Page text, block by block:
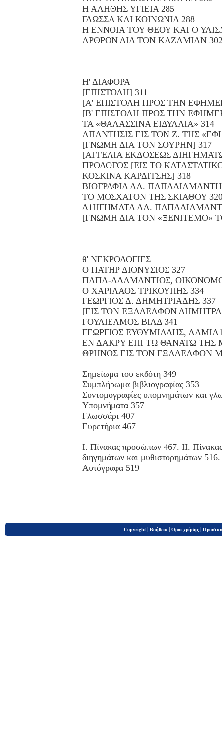
Η ΑΛΗΘΗΣ ΥΓΙΕΙΑ 285
ΓΛΩΣΣΑ ΚΑΙ ΚΟΙΝΩΝΙΑ 288
Η ΕΝΝΟΙΑ ΤΟΥ ΘΕΟΥ ΚΑΙ Ο
ΑΡΘΡΟΝ ΔΙΑ ΤΟΝ ΚΑΖΑΜΙΑΝ 302
Η' ΔΙΑΦΟΡΑ
[ΕΠΙΣΤΟΛΗ] 311
[Α' ΕΠΙΣΤΟΛΗ ΠΡΟΣ ΤΗΝ
[Β' ΕΠΙΣΤΟΛΗ ΠΡΟΣ ΤΗΝ
ΤΑ «ΘΑΛΑΣΣΙΝΑ ΕΙΔΥΛΛΙΑ» 314
ΑΠΑΝΤΗΣΙΣ ΕΙΣ ΤΟΝ Ζ. ΤΗΣ
[ΓΝΩΜΗ ΔΙΑ ΤΟΝ ΣΟΥΡΗΝ] 317
[ΑΓΓΕΛΙΑ ΕΚΔΟΣΕΩΣ
ΠΡΟΛΟΓΟΣ [ΕΙΣ ΤΟ
ΚΟΣΚΙΝΑ ΚΑΡΔΙΤΣΗΣ] 318
ΒΙΟΓΡΑΦΙΑ ΑΛ. ΠΑΠΑΔΙΑΜΑΝΤΗ
ΤΟ ΜΟΣΧΑΤΟΝ ΤΗΣ ΣΚΙΑΘΟΥ 320
Δ1ΗΓΗΜΑΤΑ ΑΛ.
[ΓΝΩΜΗ ΔΙΑ ΤΟΝ «ΞΕΝΙΤΕΜΟ»
θ' ΝΕΚΡΟΛΟΓΙΕΣ
Ο ΠΑΤΗΡ ΔΙΟΝΥΣΙΟΣ 327
ΠΑΠΑ-ΑΔΑΜΑΝΤΙΟΣ,
Ο ΧΑΡΙΛΑΟΣ ΤΡΙΚΟΥΠΗΣ 334
ΓΕΩΡΓΙΟΣ Δ. ΔΗΜΗΤΡΙΑΔΗΣ 337
[ΕΙΣ ΤΟΝ ΕΞΑΔΕΛΦΟΝ
ΓΟΥΛΙΕΛΜΟΣ ΒΙΛΔ 341
ΓΕΩΡΓΙΟΣ ΕΥΘΥΜΙΑΔΗΣ,
ΕΝ ΔΑΚΡΥ ΕΠΙ ΤΩ ΘΑΝΑΤΩ ΤΗΣ
ΘΡΗΝΟΣ ΕΙΣ ΤΟΝ ΕΞΑΔΕΛΦΟΝ
Σημείωμα του εκδότη 349
Συμπλήρωμα βιβλιογραφίας 353
Συντομογραφίες υπομνημάτων και
Υπομνήματα 357
Γλωσσάρι 407
Ευρετήρια 467
Ι. Πίνακας προσώπων 467. ΙΙ.
διηγημάτων και μυθιστορημάτων 516.
Αυτόγραφα 519
Copyright | Βοήθεια |Όροι χρήσης |